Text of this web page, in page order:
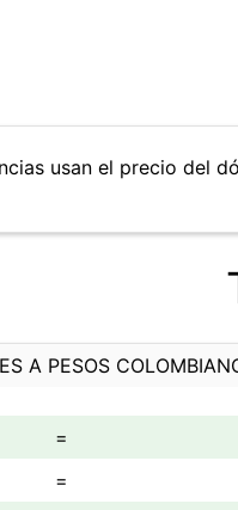
usan el precio del
A PESOS
=
=